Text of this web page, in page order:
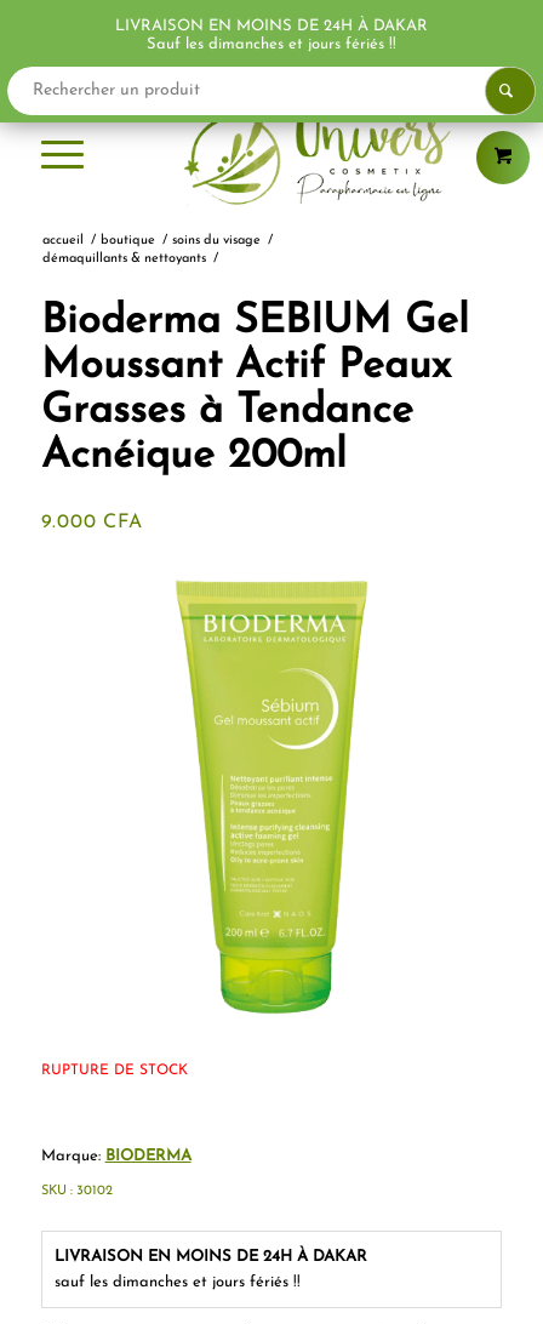
accueil / boutique / soins du visage
/
démaquillants & nettoyants /
Bioderma SEBIUM Gel
Moussant Actif Peaux
Grasses à Tendance
Acnéique 200ml
9.000 CFA
RUPTURE DE STOCK
Marque: BIODERMA
LIVRAISON EN MOINS DE 24H À DAKAR
sauf les dimanches et jours fériés !!
SKU : 30102
LIVRAISON EN MOINS DE 24H À DAKAR
Sauf les dimanches et jours fériés !!